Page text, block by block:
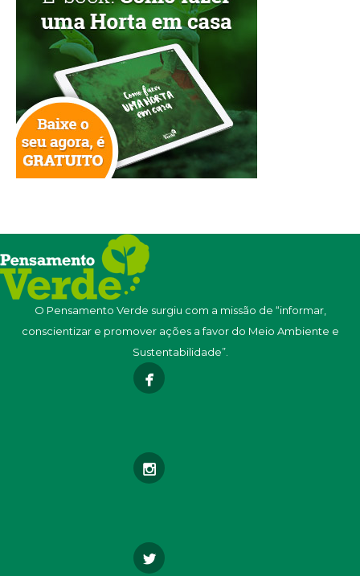
O Pensamento Verde surgiu com a missão de “informar,
conscientizar e promover ações a favor do Meio Ambiente e
Sustentabilidade”.